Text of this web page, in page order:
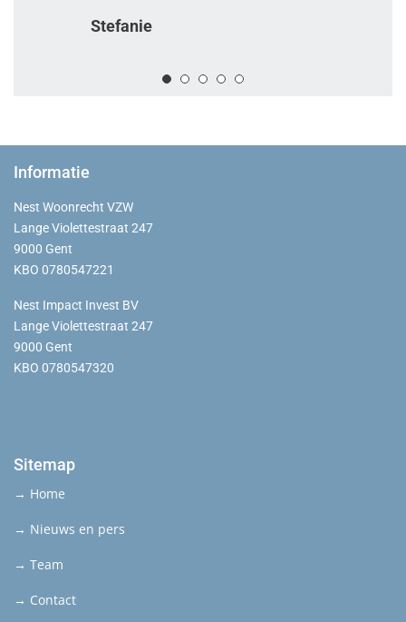
Stefanie
Informatie
Nest Woonrecht VZW
Lange Violettestraat 247
9000 Gent
KBO 0780547221
Nest Impact Invest BV
Lange Violettestraat 247
9000 Gent
KBO 0780547320
Sitemap
→ Home
→ Nieuws en pers
→ Team
→ Contact